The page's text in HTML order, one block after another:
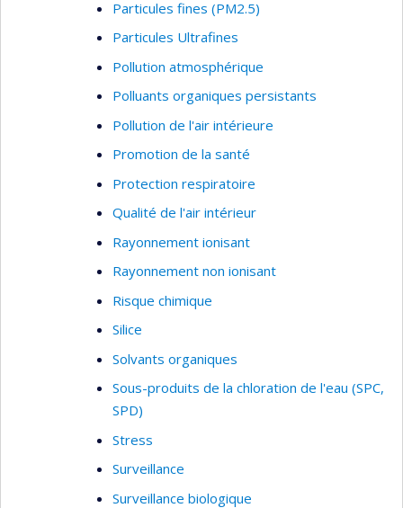
Particules fines (PM2.5)
Particules Ultrafines
Pollution atmosphérique
Polluants organiques persistants
Pollution de l'air intérieure
Promotion de la santé
Protection respiratoire
Qualité de l'air intérieur
Rayonnement ionisant
Rayonnement non ionisant
Risque chimique
Silice
Solvants organiques
Sous-produits de la chloration de l'eau (SPC,
SPD)
Stress
Surveillance
Surveillance biologique